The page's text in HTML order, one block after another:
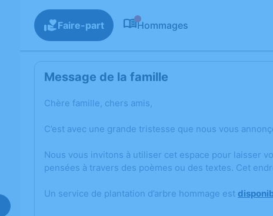
Faire-part Hommages
Message de la famille
Chère famille, chers amis,
C’est avec une grande tristesse que nous vous
Nous vous invitons à utiliser cet espace pour laisser
pensées à travers des poèmes ou des textes. Cet
Un service de plantation d’arbre hommage est